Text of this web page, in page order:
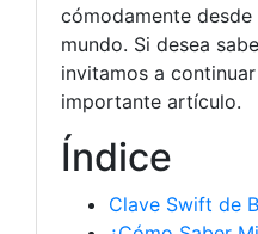
cómodamente
mundo. Si desea
invitamos a
importante artículo.
Índice
Clave Swift de